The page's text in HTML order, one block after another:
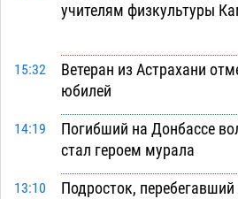
учителям физкультуры
15:32
Ветеран из Астрахани
юбилей
14:19
Погибший на Донбассе
стал героем мурала
13:10
Подросток, перебегавший